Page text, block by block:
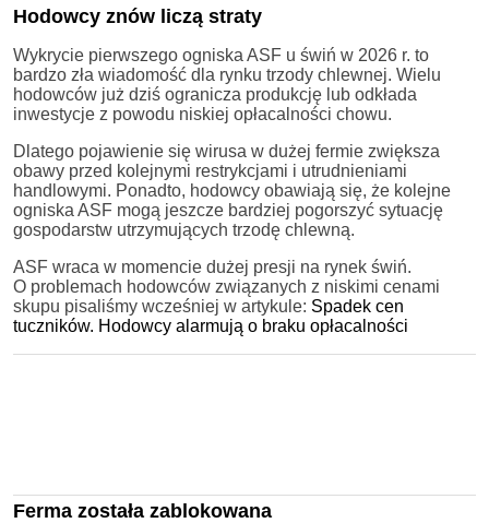
Hodowcy znów liczą straty
Wykrycie pierwszego ogniska ASF u świń w 2026 r. to
bardzo zła wiadomość dla rynku trzody chlewnej. Wielu
hodowców już dziś ogranicza produkcję lub odkłada
inwestycje z powodu niskiej opłacalności chowu.
Dlatego pojawienie się wirusa w dużej fermie zwiększa
obawy przed kolejnymi restrykcjami i utrudnieniami
handlowymi. Ponadto, hodowcy obawiają się, że kolejne
ogniska ASF mogą jeszcze bardziej pogorszyć sytuację
gospodarstw utrzymujących trzodę chlewną.
ASF wraca w momencie dużej presji na rynek świń.
O problemach hodowców związanych z niskimi cenami
skupu pisaliśmy wcześniej w artykule: Spadek cen
tuczników. Hodowcy alarmują o braku opłacalności
Ferma została zablokowana